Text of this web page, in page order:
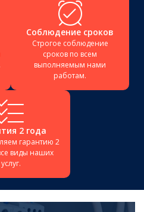
Соблюдение сроков
Строгое соблюдение
сроков по всем
выполняемым нами
работам.
2 года
гарантию 2
виды наших
услуг.